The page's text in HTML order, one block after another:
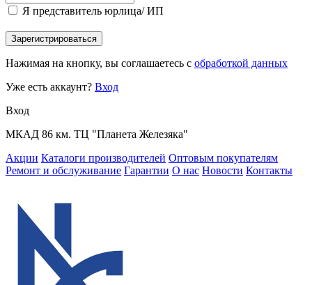
Я представитель юрлица/ ИП
Зарегистрироваться
Нажимая на кнопку, вы соглашаетесь с обработкой данных
Уже есть аккаунт? Вход
Вход
МКАД 86 км. ТЦ "Планета Железяка"
Акции Каталоги производителей Оптовым покупателям
Ремонт и обслуживание Гарантии О нас Новости Контакты